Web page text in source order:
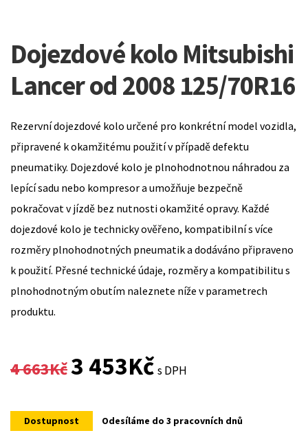
Dojezdové kolo Mitsubishi
Lancer od 2008 125/70R16
Rezervní dojezdové kolo určené pro konkrétní model vozidla,
připravené k okamžitému použití v případě defektu
pneumatiky. Dojezdové kolo je plnohodnotnou náhradou za
lepící sadu nebo kompresor a umožňuje bezpečně
pokračovat v jízdě bez nutnosti okamžité opravy. Každé
dojezdové kolo je technicky ověřeno, kompatibilní s více
rozměry plnohodnotných pneumatik a dodáváno připraveno
k použití. Přesné technické údaje, rozměry a kompatibilitu s
plnohodnotným obutím naleznete níže v parametrech
produktu.
4 663Kč
Original
was:
3 453KčCurrent
is:
s DPH
Dostupnost Odesíláme do 3 pracovních dnů